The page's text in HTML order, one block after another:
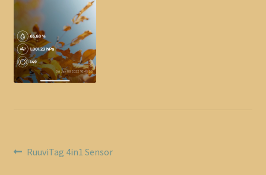
Reisemobilservice-Spanien
Vertrag widerrufen
Beitragsnavigation
Vorheriger
RuuviTag 4in1 Sensor